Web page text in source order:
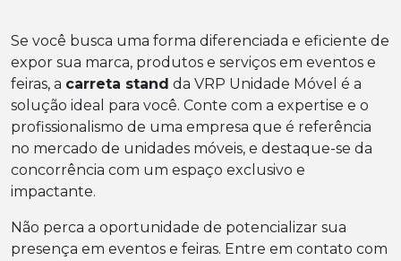
Se você busca uma forma diferenciada e eficiente de
expor sua marca, produtos e serviços em eventos e
feiras, a carreta stand da VRP Unidade Móvel é a
solução ideal para você. Conte com a expertise e o
profissionalismo de uma empresa que é referência
no mercado de unidades móveis, e destaque-se da
concorrência com um espaço exclusivo e
impactante.
Não perca a oportunidade de potencializar sua
presença em eventos e feiras. Entre em contato com